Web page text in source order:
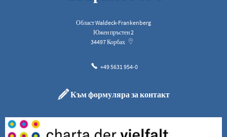
Област Waldeck-Frankenberg
Южен пръстен 2
34497Корбах
+49 5631 954-0
Към формуляра за контакт